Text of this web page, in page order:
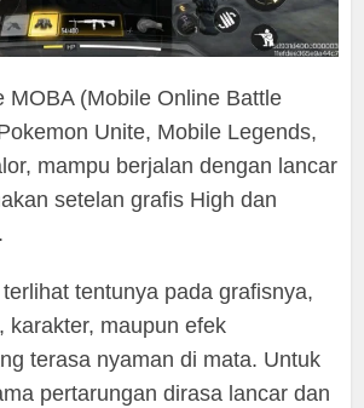
MOBA (Mobile Online Battle
Unite, Mobile Legends,
mampu berjalan dengan lancar
setelan grafis High dan
tentunya pada grafisnya,
karakter, maupun efek
terasa nyaman di mata. Untuk
pertarungan dirasa lancar dan